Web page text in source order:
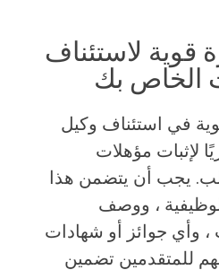
قوية لاستئناف
الخاص بك
في استئناف وكيل
لإثبات مؤهلات
يجب أن يتضمن هذا
، ووصف
، وأي جوائز أو شهادات
للمتقدمين تضمين